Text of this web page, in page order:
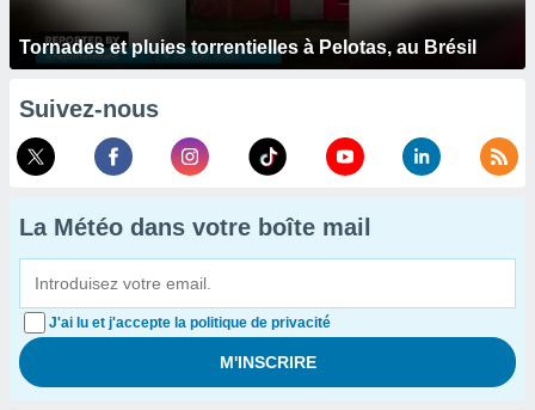
Tornades et pluies torrentielles à Pelotas, au Brésil
Suivez-nous
La Météo dans votre boîte mail
J'ai lu et j'accepte la politique de privacité